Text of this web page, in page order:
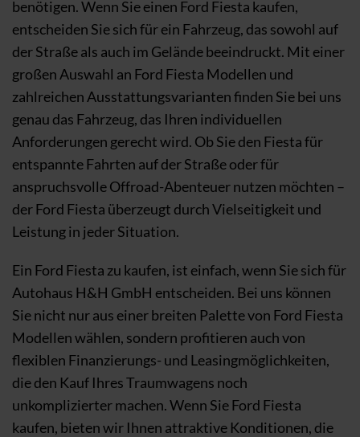
benötigen. Wenn Sie einen Ford Fiesta kaufen,
entscheiden Sie sich für ein Fahrzeug, das sowohl auf
der Straße als auch im Gelände beeindruckt. Mit einer
großen Auswahl an Ford Fiesta Modellen und
zahlreichen Ausstattungsvarianten finden Sie bei uns
genau das Fahrzeug, das Ihren individuellen
Anforderungen gerecht wird. Ob Sie den Fiesta für
entspannte Fahrten auf der Straße oder für
anspruchsvolle Offroad-Abenteuer nutzen möchten –
der Ford Fiesta überzeugt durch Vielseitigkeit und
Leistung in jeder Situation.
Ein Ford Fiesta zu kaufen, ist einfach, wenn Sie sich für
Autohaus H&H GmbH entscheiden. Bei uns können
Sie nicht nur aus einer breiten Palette von Ford Fiesta
Modellen wählen, sondern profitieren auch von
flexiblen Finanzierungs- und Leasingmöglichkeiten,
die den Kauf Ihres Traumwagens noch
unkomplizierter machen. Wenn Sie Ford Fiesta
kaufen, bieten wir Ihnen attraktive Konditionen, die